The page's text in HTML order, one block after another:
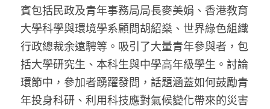
林伯強專欄
馮煒光專欄
趙處機專欄
KOL 精選
條款及細則
關於我們
賓包括民政及青年事務局局長麥美娟、香港教育
大學科學與環境學系顧問胡紹燊、世界綠色組織
行政總裁余遠騁等。 吸引了大量青年參與者，包
括大學研究生、本科生與中學高年級學生。討論
環節中，參加者踴躍發問，話題涵蓋如何鼓勵青
年投身科研、利用科技應對氣候變化帶來的災害